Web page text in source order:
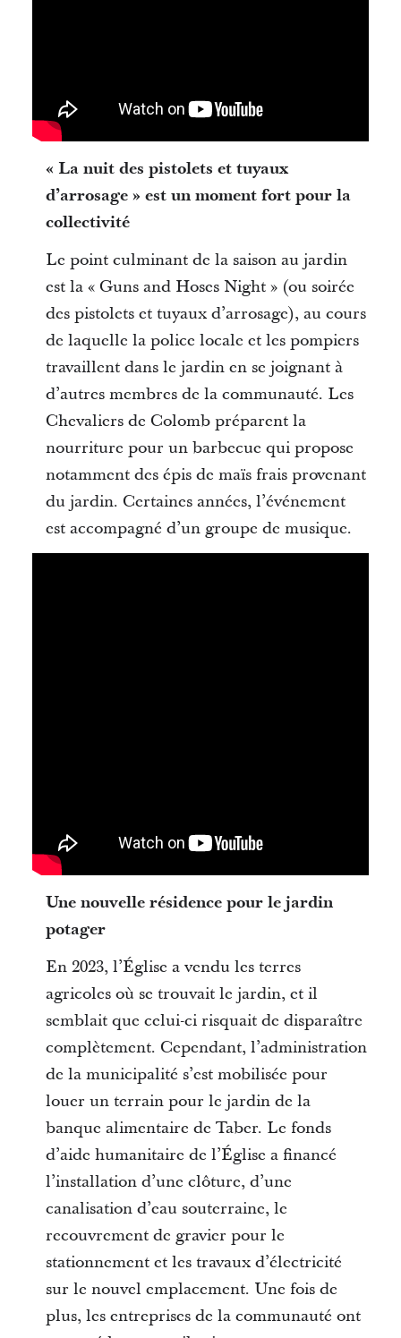
« La nuit des pistolets et tuyaux
d’arrosage » est un moment fort pour la
collectivité
Le point culminant de la saison au jardin
est la « Guns and Hoses Night » (ou soirée
des pistolets et tuyaux d’arrosage), au cours
de laquelle la police locale et les pompiers
travaillent dans le jardin en se joignant à
d’autres membres de la communauté. Les
Chevaliers de Colomb préparent la
nourriture pour un barbecue qui propose
notamment des épis de maïs frais provenant
du jardin. Certaines années, l’événement
est accompagné d’un groupe de musique.
Une nouvelle résidence pour le jardin
potager
En 2023, l’Église a vendu les terres
agricoles où se trouvait le jardin, et il
semblait que celui-ci risquait de disparaître
complètement. Cependant, l’administration
de la municipalité s’est mobilisée pour
louer un terrain pour le jardin de la
banque alimentaire de Taber. Le fonds
d’aide humanitaire de l’Église a financé
l’installation d’une clôture, d’une
canalisation d’eau souterraine, le
recouvrement de gravier pour le
stationnement et les travaux d’électricité
sur le nouvel emplacement. Une fois de
plus, les entreprises de la communauté ont